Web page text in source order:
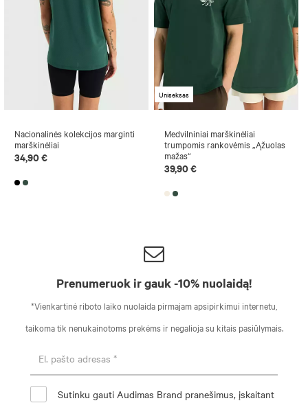
Nacionalinės kolekcijos marginti
marškinėliai
34,90 €
Uniseksas
Medvilniniai marškinėliai
trumpomis rankovėmis „Ąžuolas
mažas“
39,90 €
Prenumeruok ir gauk -10% nuolaidą!
*Vienkartinė riboto laiko nuolaida pirmajam apsipirkimui internetu,
taikoma tik nenukainotoms prekėms ir negalioja su kitais pasiūlymais.
Sutinku gauti Audimas Brand pranešimus, įskaitant